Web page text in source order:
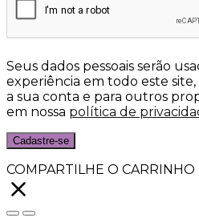
Seus dados pessoais serão
experiência em todo este
a sua conta e para outros
em nossa política de
Cadastre-se
COMPARTILHE O CARRINHO